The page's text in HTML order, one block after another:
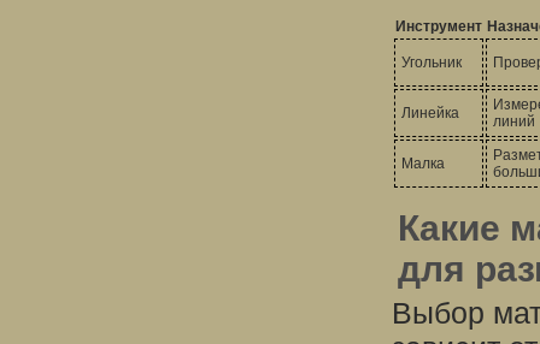
Инструмент
Угольник
Линейка
линий
Малка
Какие
для
Выбор